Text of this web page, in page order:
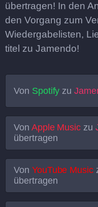
übertragen! In den
den Vorgang zum
Wiedergabelisten,
titel zu Jamendo!
Von Spotify zu
Von Apple Music zu
übertragen
Von YouTube Music
übertragen